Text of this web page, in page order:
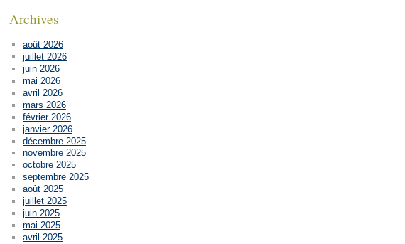
Archives
août 2026
juillet 2026
juin 2026
mai 2026
avril 2026
mars 2026
février 2026
janvier 2026
décembre 2025
novembre 2025
octobre 2025
septembre 2025
août 2025
juillet 2025
juin 2025
mai 2025
avril 2025